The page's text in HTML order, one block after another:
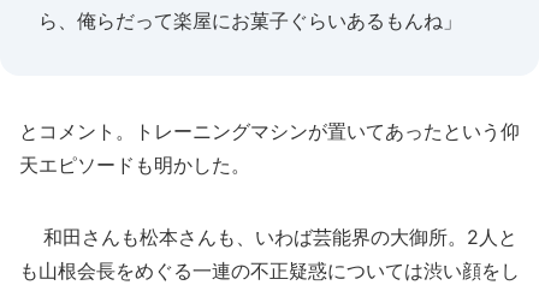
ら、俺らだって楽屋にお菓子ぐらいあるもんね」
とコメント。トレーニングマシンが置いてあったという仰
天エピソードも明かした。
和田さんも松本さんも、いわば芸能界の大御所。2人と
も山根会長をめぐる一連の不正疑惑については渋い顔をし